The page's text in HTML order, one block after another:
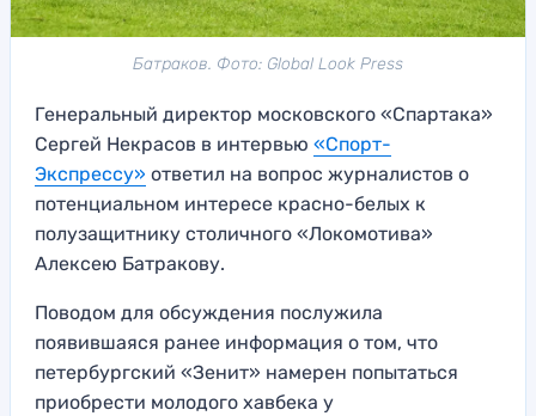
Батраков. Фото: Global Look Press
Генеральный директор московского «Спартака»
Сергей Некрасов в интервью «Спорт-
Экспрессу» ответил на вопрос журналистов о
потенциальном интересе красно-белых к
полузащитнику столичного «Локомотива»
Алексею Батракову.
Поводом для обсуждения послужила
появившаяся ранее информация о том, что
петербургский «Зенит» намерен попытаться
приобрести молодого хавбека у